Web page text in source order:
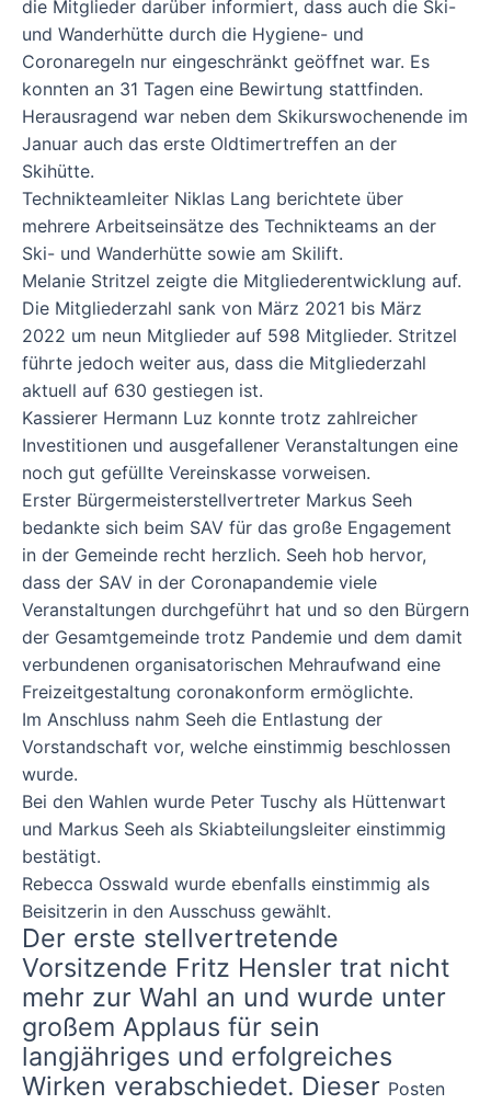
die Mitglieder darüber informiert, dass auch die Ski-
und Wanderhütte durch die Hygiene- und
Coronaregeln nur eingeschränkt geöffnet war. Es
konnten an 31 Tagen eine Bewirtung stattfinden.
Herausragend war neben dem Skikurswochenende im
Januar auch das erste Oldtimertreffen an der
Skihütte.
Technikteamleiter Niklas Lang berichtete über
mehrere Arbeitseinsätze des Technikteams an der
Ski- und Wanderhütte sowie am Skilift.
Melanie Stritzel zeigte die Mitgliederentwicklung auf.
Die Mitgliederzahl sank von März 2021 bis März
2022 um neun Mitglieder auf 598 Mitglieder. Stritzel
führte jedoch weiter aus, dass die Mitgliederzahl
aktuell auf 630 gestiegen ist.
Kassierer Hermann Luz konnte trotz zahlreicher
Investitionen und ausgefallener Veranstaltungen eine
noch gut gefüllte Vereinskasse vorweisen.
Erster Bürgermeisterstellvertreter Markus Seeh
bedankte sich beim SAV für das große Engagement
in der Gemeinde recht herzlich. Seeh hob hervor,
dass der SAV in der Coronapandemie viele
Veranstaltungen durchgeführt hat und so den Bürgern
der Gesamtgemeinde trotz Pandemie und dem damit
verbundenen organisatorischen Mehraufwand eine
Freizeitgestaltung coronakonform ermöglichte.
Im Anschluss nahm Seeh die Entlastung der
Vorstandschaft vor, welche einstimmig beschlossen
wurde.
Bei den Wahlen wurde Peter Tuschy als Hüttenwart
und Markus Seeh als Skiabteilungsleiter einstimmig
bestätigt.
Rebecca Osswald wurde ebenfalls einstimmig als
Beisitzerin in den Ausschuss gewählt.
Der erste stellvertretende
Vorsitzende Fritz Hensler trat nicht
mehr zur Wahl an und wurde unter
großem Applaus für sein
langjähriges und erfolgreiches
Wirken verabschiedet. Dieser Posten